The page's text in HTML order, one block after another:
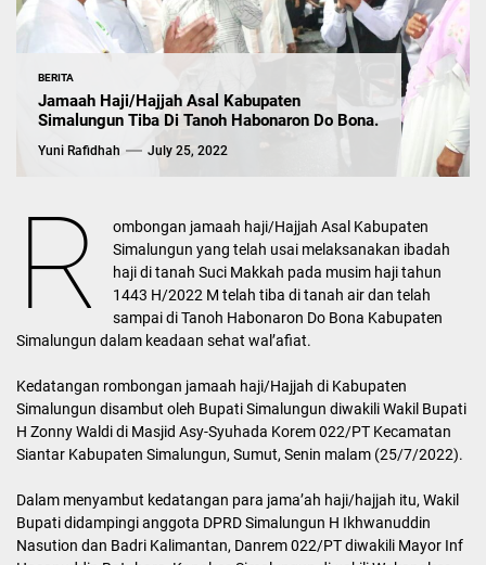
BERITA
Jamaah Haji/Hajjah Asal Kabupaten
Simalungun Tiba Di Tanoh Habonaron Do Bona.
Yuni Rafidhah July 25, 2022
R
ombongan jamaah haji/Hajjah Asal Kabupaten
Simalungun yang telah usai melaksanakan ibadah
haji di tanah Suci Makkah pada musim haji tahun
1443 H/2022 M telah tiba di tanah air dan telah
sampai di Tanoh Habonaron Do Bona Kabupaten
Simalungun dalam keadaan sehat wal’afiat.
Kedatangan rombongan jamaah haji/Hajjah di Kabupaten
Simalungun disambut oleh Bupati Simalungun diwakili Wakil Bupati
H Zonny Waldi di Masjid Asy-Syuhada Korem 022/PT Kecamatan
Siantar Kabupaten Simalungun, Sumut, Senin malam (25/7/2022).
Dalam menyambut kedatangan para jama’ah haji/hajjah itu, Wakil
Bupati didampingi anggota DPRD Simalungun H Ikhwanuddin
Nasution dan Badri Kalimantan, Danrem 022/PT diwakili Mayor Inf